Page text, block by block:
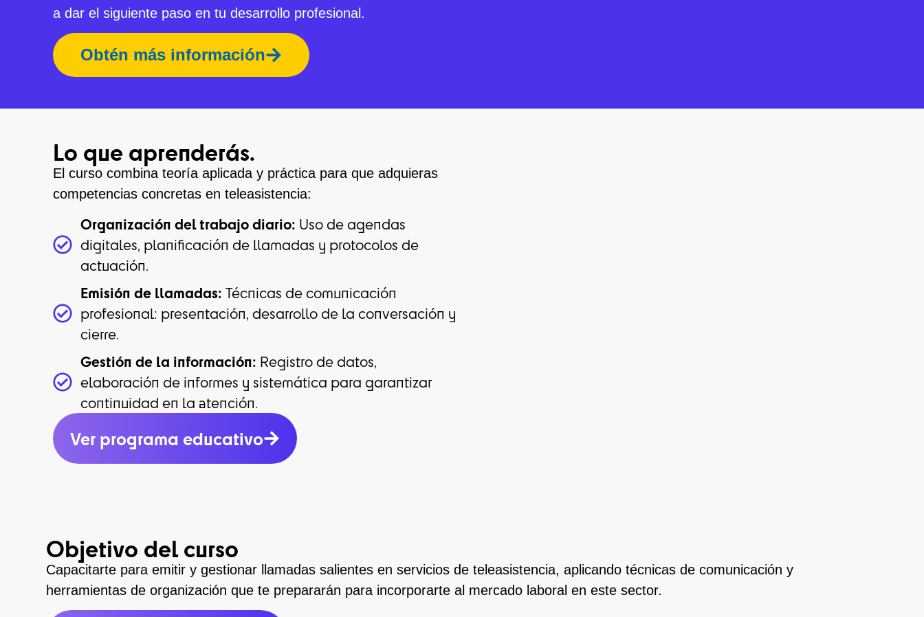
a dar el siguiente paso en tu desarrollo profesional.
Obtén más información
Lo que aprenderás.
El curso combina teoría aplicada y práctica para que adquieras
competencias concretas en teleasistencia:
Organización del trabajo diario: Uso de agendas
digitales, planificación de llamadas y protocolos de
actuación.
Emisión de llamadas:Técnicas de comunicación
profesional: presentación, desarrollo de la conversación y
cierre.
Gestión de la información: Registro de datos,
elaboración de informes y sistemática para garantizar
continuidad en la atención.
Ver programa educativo
Objetivo del curso
Capacitarte para emitir y gestionar llamadas salientes en servicios de teleasistencia, aplicando técnicas de comunicación y
herramientas de organización que te prepararán para incorporarte al mercado laboral en este sector.